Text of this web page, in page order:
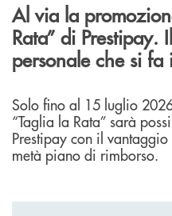
Al via la
Rata” di Prestipay.
personale che si
Solo fino al 15 luglio
“Taglia la Rata” sarà
Prestipay con il
metà piano di rimborso.